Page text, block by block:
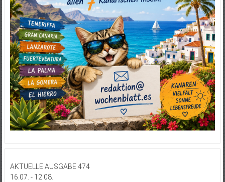
AKTUELLE AUSGABE 474
16.07. - 12.08.